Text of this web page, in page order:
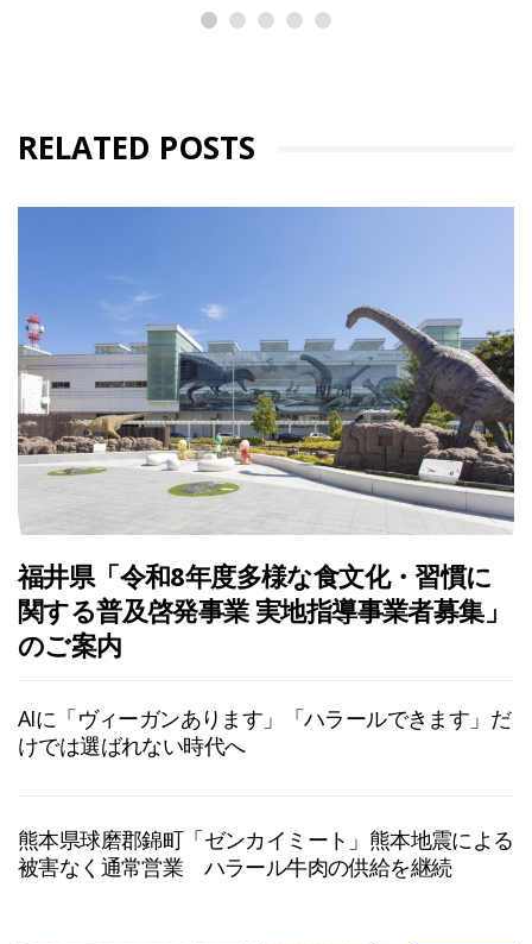
RELATED POSTS
福井県「令和8年度多様な食文化・習慣に
関する普及啓発事業 実地指導事業者募集」
のご案内
AIに「ヴィーガンあります」「ハラールできます」だ
けでは選ばれない時代へ
熊本県球磨郡錦町「ゼンカイミート」熊本地震による
被害なく通常営業 ハラール牛肉の供給を継続